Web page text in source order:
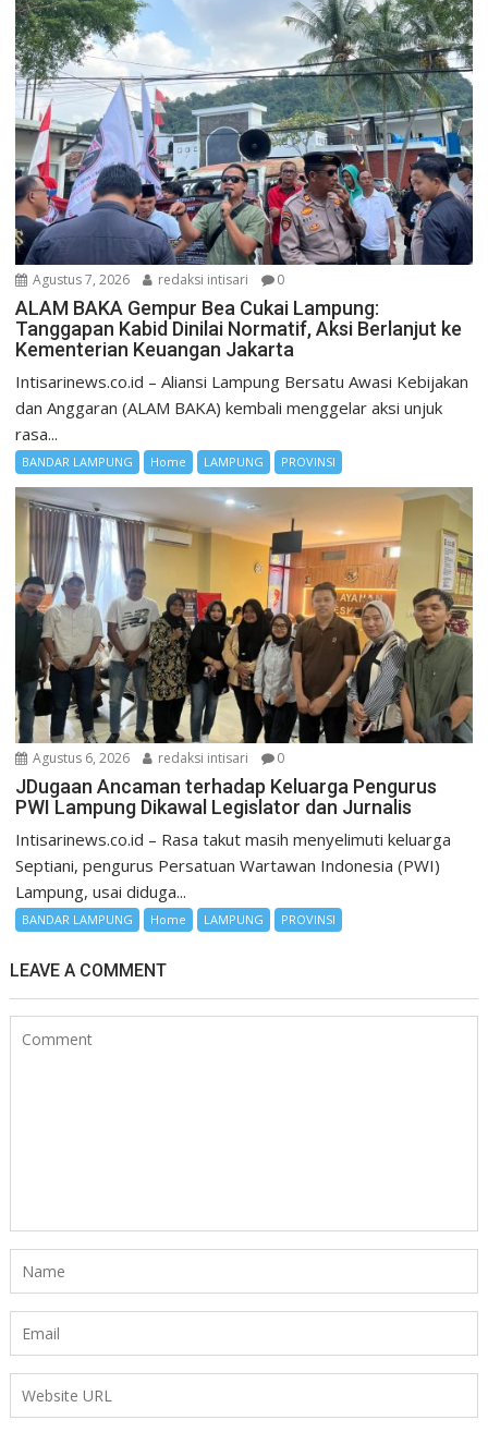
Agustus 7, 2026 redaksi intisari 0
ALAM BAKA Gempur Bea Cukai Lampung:
Tanggapan Kabid Dinilai Normatif, Aksi Berlanjut ke
Kementerian Keuangan Jakarta
Intisarinews.co.id – Aliansi Lampung Bersatu Awasi Kebijakan
dan Anggaran (ALAM BAKA) kembali menggelar aksi unjuk
rasa...
BANDAR LAMPUNG Home LAMPUNG PROVINSI
Agustus 6, 2026 redaksi intisari 0
JDugaan Ancaman terhadap Keluarga Pengurus
PWI Lampung Dikawal Legislator dan Jurnalis
Intisarinews.co.id – Rasa takut masih menyelimuti keluarga
Septiani, pengurus Persatuan Wartawan Indonesia (PWI)
Lampung, usai diduga...
BANDAR LAMPUNG Home LAMPUNG PROVINSI
LEAVE A COMMENT